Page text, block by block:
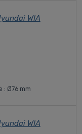
: Ø76 mm